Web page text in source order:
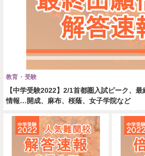
【中学受験2022】2/1首都圏入試ピーク、
情報…開成、麻布、桜蔭、女子学院など
教育・受験